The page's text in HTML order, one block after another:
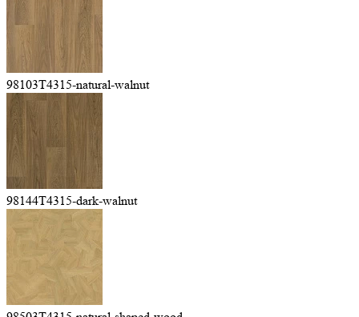
98103T4315-natural-walnut
98144T4315-dark-walnut